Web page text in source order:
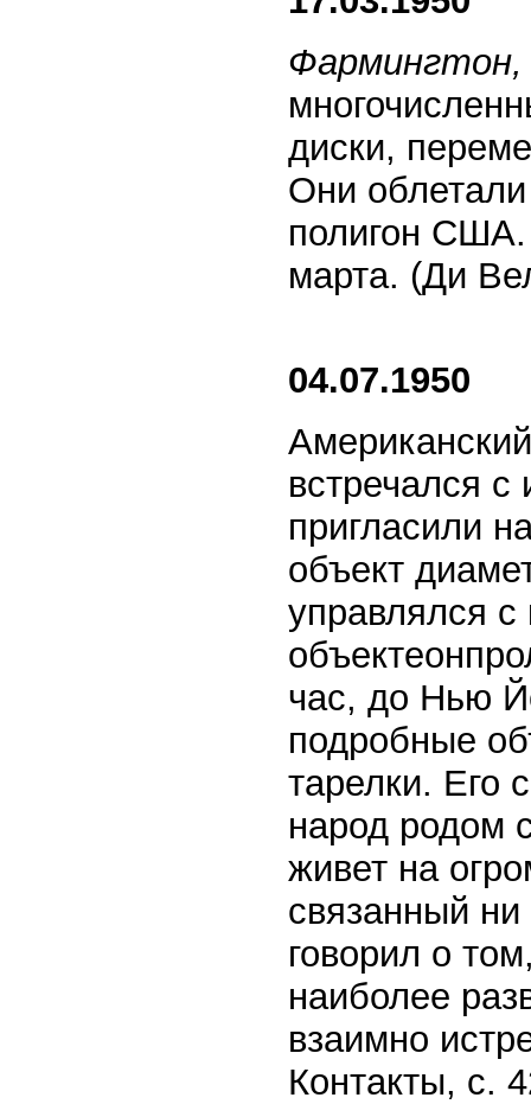
Фармингтон,
диски,
Они
полигон США.
марта. (Ди
04.07.1950
встречался
пригласили
объект
управлялся
объектеон
час, до Нью
подробные
тарелки. Его
народ родом
живет на
связанный ни
говорил о
наиболее
взаимно
Контакты, с.